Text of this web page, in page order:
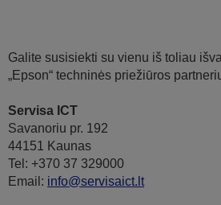
Galite susisiekti su vienu iš toliau
„Epson“ techninės priežiūros
Servisa ICT
Savanoriu pr. 192
44151 Kaunas
Tel: +370 37 329000
Email: info@servisaict.lt